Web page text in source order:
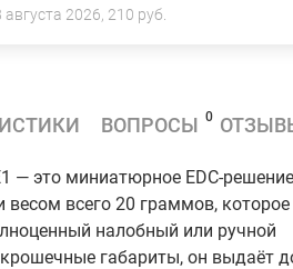
августа 2026 210 руб.
ВОПРОСЫ 0
— это миниатюрное EDC-решение
всего 20 граммов, которое
налобный или ручной
габариты, он выдаёт